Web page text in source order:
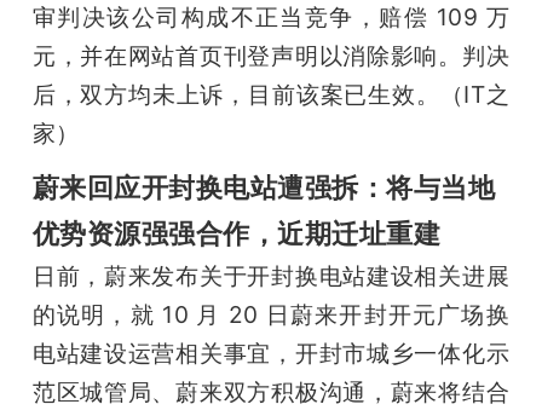
审判决该公司构成不正当竞争，赔偿 109 万
元，并在网站首页刊登声明以消除影响。判决
后，双方均未上诉，目前该案已生效。（IT之
家）
蔚来回应开封换电站遭强拆：将与当地
优势资源强强合作，近期迁址重建
日前，蔚来发布关于开封换电站建设相关进展
的说明，就 10 月 20 日蔚来开封开元广场换
电站建设运营相关事宜，开封市城乡一体化示
范区城管局、蔚来双方积极沟通，蔚来将结合